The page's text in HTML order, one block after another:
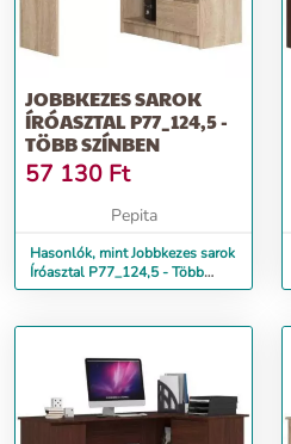
JOBBKEZES SAROK
ÍRÓASZTAL P77_124,5 -
TÖBB SZÍNBEN
57 130 Ft
Pepita
Hasonlók, mint Jobbkezes sarok
Íróasztal P77_124,5 - Több
színben